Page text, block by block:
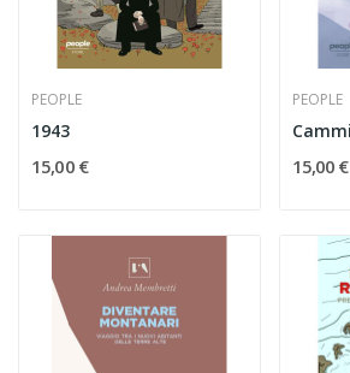
PEOPLE
1943
15,00 €
PEOPLE
15,00 €